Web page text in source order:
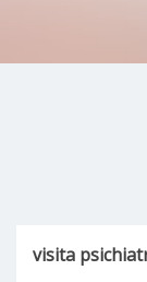
visita